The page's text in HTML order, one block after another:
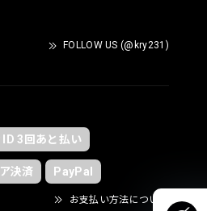
FOLLOW US (@kry231)
ID 3回あと払い
決済 PayPal
お支払い方法について